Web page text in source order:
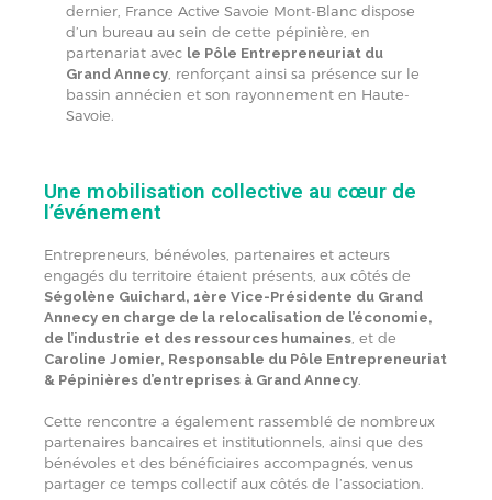
dernier, France Active Savoie Mont-Blanc dispose
d’un bureau au sein de cette pépinière, en
partenariat avec le Pôle Entrepreneuriat du
Grand Annecy , renforçant ainsi sa présence sur le
bassin annécien et son rayonnement en Haute-
Savoie.
Une mobilisation collective au cœur de
l’événement
Entrepreneurs, bénévoles, partenaires et acteurs
engagés du territoire étaient présents, aux côtés de
Ségolène Guichard, 1ère Vice-Présidente du Grand
Annecy en charge de la relocalisation de l’économie,
de l’industrie et des ressources humaines , et de
Caroline Jomier, Responsable du Pôle Entrepreneuriat
& Pépinières d’entreprises à Grand Annecy
Cette rencontre a également rassemblé de nombreux
partenaires bancaires et institutionnels, ainsi que des
bénévoles et des bénéficiaires accompagnés, venus
partager ce temps collectif aux côtés de l’association.